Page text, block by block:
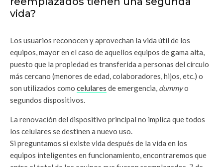
vida?
Los usuarios reconocen y aprovechan la vida útil de los
equipos, mayor en el caso de aquellos equipos de gama alta,
puesto que la propiedad es transferida a personas del círculo
más cercano (menores de edad, colaboradores, hijos, etc.) o
son utilizados como celulares de emergencia, dummyo
segundos dispositivos.
La renovación del dispositivo principal no implica que todos
los celulares se destinen a nuevo uso.
Si preguntamos si existe vida después de la vida en los
equipos inteligentes en funcionamiento, encontraremos que